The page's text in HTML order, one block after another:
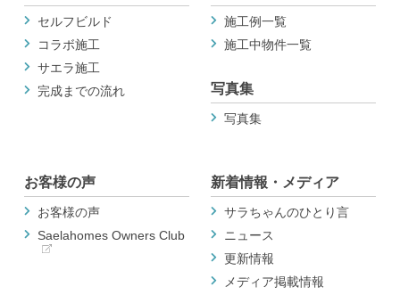
セルフビルド
コラボ施工
サエラ施工
完成までの流れ
施工例一覧
施工中物件一覧
写真集
写真集
お客様の声
お客様の声
Saelahomes Owners Club
新着情報・メディア
サラちゃんのひとり言
ニュース
更新情報
メディア掲載情報